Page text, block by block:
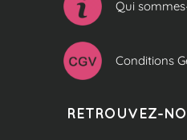
Qui
Conditions
RETROUVEZ-